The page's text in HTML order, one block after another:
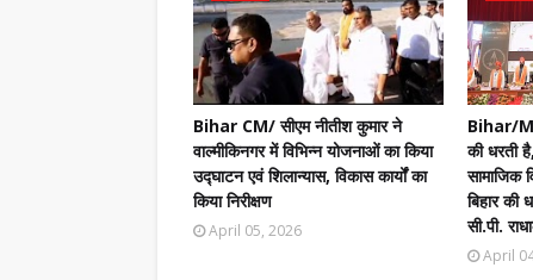
Bihar CM/ सीएम नीतीश कुमार ने
वाल्मीकिनगर में विभिन्न योजनाओं का किया
उद्घाटन एवं शिलान्यास, विकास कार्यों का
किया निरीक्षण
April 05, 2026
Bihar/
की धरती
सामाजिक
बिहार की
सी.पी.
April